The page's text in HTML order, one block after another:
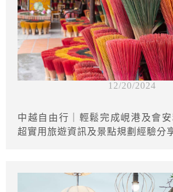
12/20/2024
中越自由行｜輕鬆完成峴港及會安
超實用旅遊資訊及景點規劃經驗分